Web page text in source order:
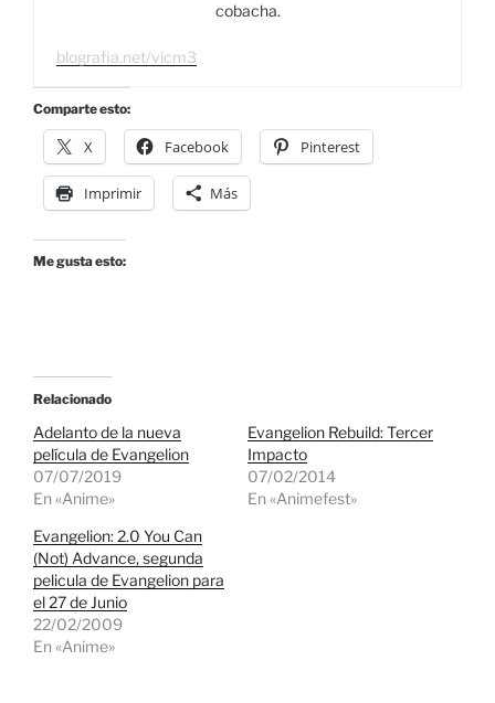
cobacha.
blografia.net/vicm3
Comparte esto:
X Facebook Pinterest
Imprimir Más
Me gusta esto:
Relacionado
Adelanto de la nueva
película de Evangelion
07/07/2019
En «Anime»
Evangelion Rebuild: Tercer
Impacto
07/02/2014
En «Animefest»
Evangelion: 2.0 You Can
(Not) Advance, segunda
pelicula de Evangelion para
el 27 de Junio
22/02/2009
En «Anime»